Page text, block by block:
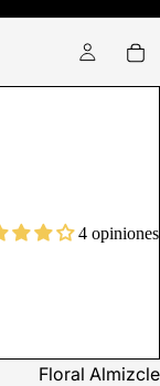
4 opiniones
Floral Almizcle